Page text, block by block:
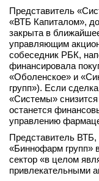
Представитель
«ВТБ Капиталом»,
закрыта в
управляющим
собеседник РБК,
финансировала
«Оболенское» и
групп»). Если
«Системы»
останется
управлению
Представитель ВТБ,
«Биннофарм групп»
сектор «в целом
привлекательными